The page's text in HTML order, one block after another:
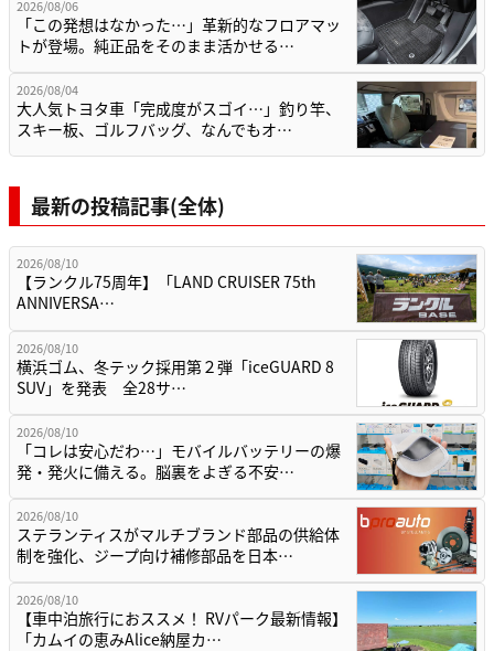
2026/08/06
「この発想はなかった…」革新的なフロアマッ
トが登場。純正品をそのまま活かせる…
2026/08/04
大人気トヨタ車「完成度がスゴイ…」釣り竿、
スキー板、ゴルフバッグ、なんでもオ…
最新の投稿記事(全体)
2026/08/10
【ランクル75周年】「LAND CRUISER 75th
ANNIVERSA…
2026/08/10
横浜ゴム、冬テック採用第２弾「iceGUARD 8
SUV」を発表 全28サ…
2026/08/10
「コレは安心だわ…」モバイルバッテリーの爆
発・発火に備える。脳裏をよぎる不安…
2026/08/10
ステランティスがマルチブランド部品の供給体
制を強化、ジープ向け補修部品を日本…
2026/08/10
【車中泊旅行におススメ！ RVパーク最新情報】
「カムイの恵みAlice納屋カ…